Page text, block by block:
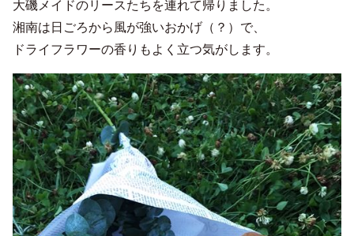
大磯メイドのリースたちを連れて帰りました。
湘南は日ごろから風が強いおかげ（？）で、
ドライフラワーの香りもよく立つ気がします。